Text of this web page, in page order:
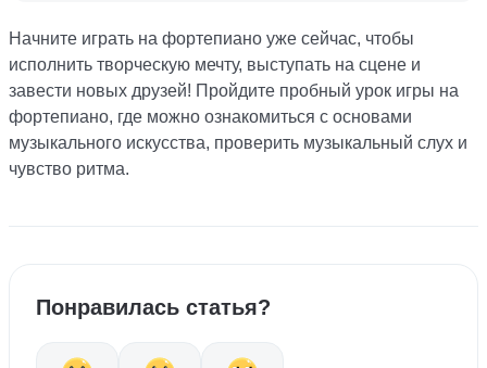
Начните играть на фортепиано уже сейчас, чтобы
исполнить творческую мечту, выступать на сцене и
завести новых друзей! Пройдите пробный урок игры на
фортепиано, где можно ознакомиться с основами
музыкального искусства, проверить музыкальный слух и
чувство ритма.
Понравилась статья?